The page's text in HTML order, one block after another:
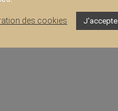
TÉLÉCHARGER LE PDF
des cookies J'accepte